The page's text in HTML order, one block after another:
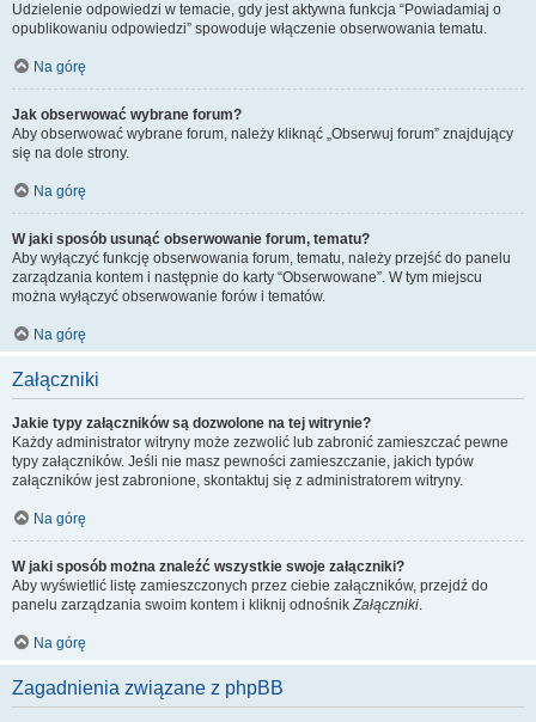
Udzielenie odpowiedzi w temacie, gdy jest aktywna funkcja “Powiadamiaj o
opublikowaniu odpowiedzi” spowoduje włączenie obserwowania tematu.
Na górę
Jak obserwować wybrane forum?
Aby obserwować wybrane forum, należy kliknąć „Obserwuj forum” znajdujący
się na dole strony.
Na górę
W jaki sposób usunąć obserwowanie forum, tematu?
Aby wyłączyć funkcję obserwowania forum, tematu, należy przejść do panelu
zarządzania kontem i następnie do karty “Obserwowane”. W tym miejscu
można wyłączyć obserwowanie forów i tematów.
Na górę
Załączniki
Jakie typy załączników są dozwolone na tej witrynie?
Każdy administrator witryny może zezwolić lub zabronić zamieszczać pewne
typy załączników. Jeśli nie masz pewności zamieszczanie, jakich typów
załączników jest zabronione, skontaktuj się z administratorem witryny.
Na górę
W jaki sposób można znaleźć wszystkie swoje załączniki?
Aby wyświetlić listę zamieszczonych przez ciebie załączników, przejdź do
panelu zarządzania swoim kontem i kliknij odnośnikZałączniki.
Na górę
Zagadnienia związane z phpBB